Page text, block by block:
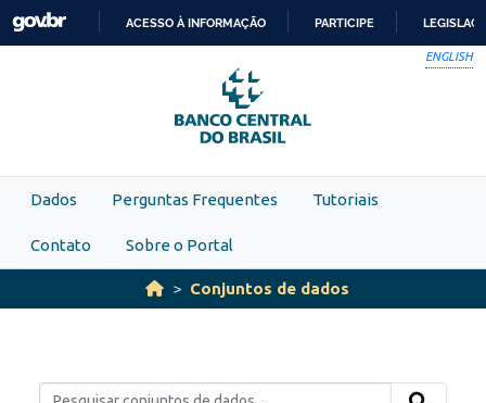
Skip to main content
PARA
O
CONTEÚDO
ACESSO À INFORMAÇÃO PARTICIPE
ENGLISH
Dados Perguntas Frequentes Tutoriais
Contato Sobre o Portal
Conjuntos de dados